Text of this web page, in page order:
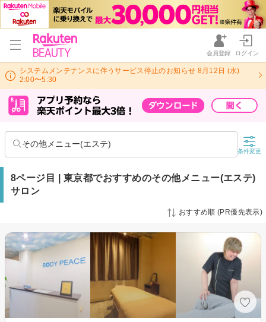
会員登録 ログイン
システムメンテナンスに伴うサービス停止のお知らせ 8月12日 (水)
2:00〜5:30
その他メニュー(エステ)
条件変更
8ページ目 | 東京都でおすすめのその他メニュー(エステ)
サロン
おすすめ順 (PR優先表示)